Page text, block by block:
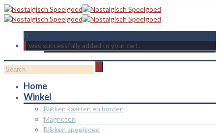
0
was successfully added to your cart.
Home
Winkel
Blikken kaarten en borden
Magneten
Blikken speelgoed